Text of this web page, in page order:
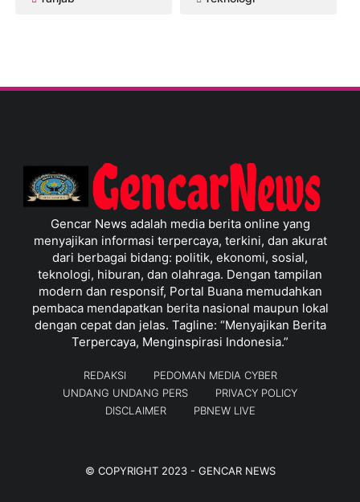
Gencar News adalah media berita online yang
menyajikan informasi terpercaya, terkini, dan akurat
dari berbagai bidang: politik, ekonomi, sosial,
teknologi, hiburan, dan olahraga. Dengan tampilan
modern dan responsif, Portal Buana memudahkan
pembaca mendapatkan berita nasional maupun lokal
dengan cepat dan jelas. Tagline: “Menyajikan Berita
Terpercaya, Menginspirasi Indonesia.”
REDAKSI
PEDOMAN MEDIA CYBER
UNDANG UNDANG PERS
PRIVACY POLICY
DISCLAIMER
PBNEW LIVE
© COPYRIGHT 2023 - GENCAR NEWS